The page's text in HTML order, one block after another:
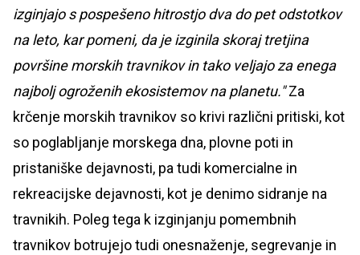
izginjajo s pospešeno hitrostjo dva do pet odstotkov
na leto, kar pomeni, da je izginila skoraj tretjina
površine morskih travnikov in tako veljajo za enega
najbolj ogroženih ekosistemov na planetu."Za
krčenje morskih travnikov so krivi različni pritiski, kot
so poglabljanje morskega dna, plovne poti in
pristaniške dejavnosti, pa tudi komercialne in
rekreacijske dejavnosti, kot je denimo sidranje na
travnikih. Poleg tega k izginjanju pomembnih
travnikov botrujejo tudi onesnaženje, segrevanje in